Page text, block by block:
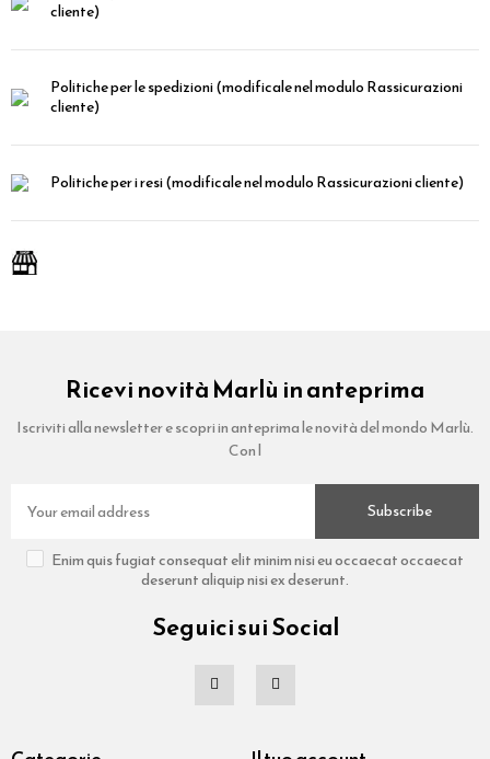
cliente)
Politiche per le spedizioni(modificale nel modulo Rassicurazioni
cliente)
Politiche per i resi(modificale nel modulo Rassicurazioni cliente)
Ricevi novità Marlù in anteprima
Iscriviti alla newsletter e scopri in anteprima le novità del mondo Marlù.
Con l
Subscribe
Enim quis fugiat consequat elit minim nisi eu occaecat occaecat
deserunt aliquip nisi ex deserunt.
Seguici sui Social